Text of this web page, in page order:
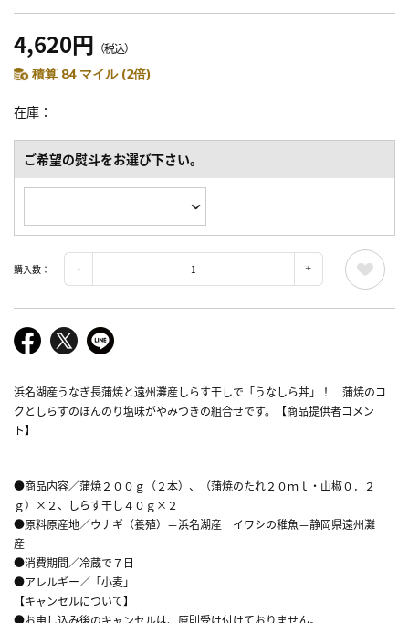
4,620円 （税込）
積算 84 マイル (2倍)
在庫
ご希望の熨斗をお選び下さい。
購入数：
浜名湖産うなぎ長蒲焼と遠州灘産しらす干しで「うなしら丼」！ 蒲焼のコ
クとしらすのほんのり塩味がやみつきの組合せです。【商品提供者コメン
ト】
●商品内容／蒲焼２００ｇ（２本）、（蒲焼のたれ２０ｍｌ・山椒０．２
ｇ）×２、しらす干し４０ｇ×２
●原料原産地／ウナギ（養殖）＝浜名湖産 イワシの稚魚＝静岡県遠州灘
産
●消費期間／冷蔵で７日
●アレルギー／「小麦」
【キャンセルについて】
●お申し込み後のキャンセルは、原則受け付けておりません。